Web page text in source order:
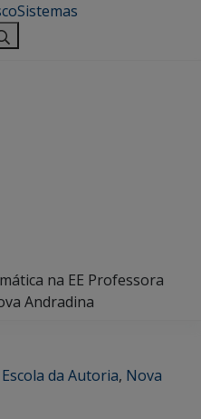
Sistemas
na EE Professora
Andradina
Escola da Autoria, Nova